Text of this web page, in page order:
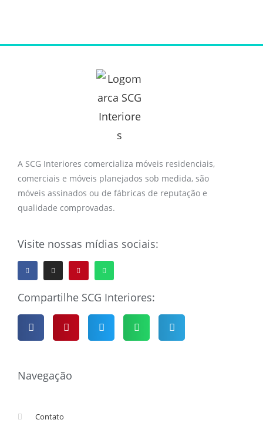
A SCG Interiores comercializa móveis residenciais,
comerciais e móveis planejados sob medida, são
móveis assinados ou de fábricas de reputação e
qualidade comprovadas.
Visite nossas mídias sociais:
Compartilhe SCG Interiores:
Navegação
Contato